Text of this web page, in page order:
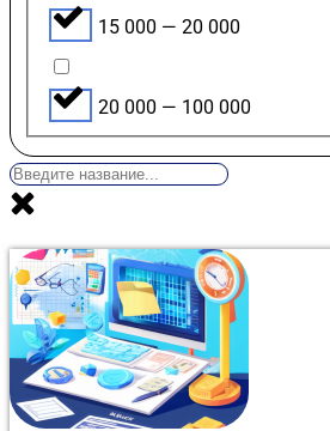
15 000 — 20 000
20 000 — 100 000